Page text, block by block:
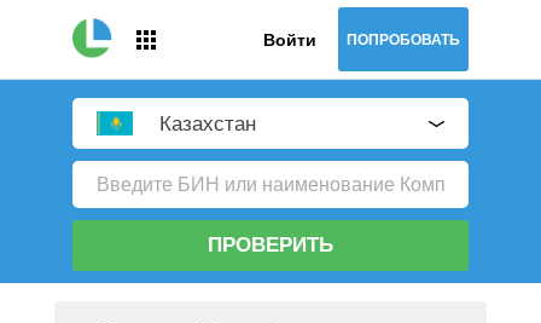
Войти ПОПРОБОВАТЬ
Казахстан
ПРОВЕРИТЬ